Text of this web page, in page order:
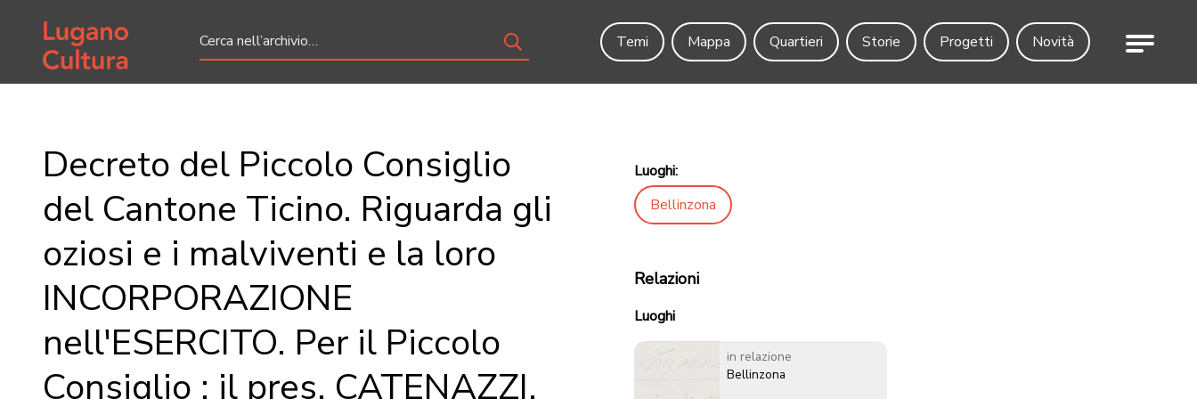
Home page
Temi
Mappa Quartieri Storie Progetti Novità Menu
Decreto del Piccolo Consiglio
del Cantone Ticino. Riguarda gli
oziosi e i malviventi e la loro
INCORPORAZIONE
nell'ESERCITO. Per il Piccolo
Consiglio : il pres. CATENAZZI.
Luoghi:
Bellinzona
Relazioni
Luoghi
in relazione
Bellinzona